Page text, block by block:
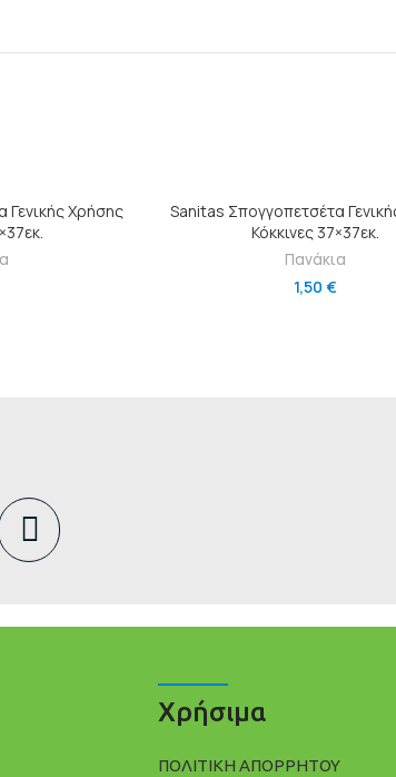
Γενικής Χρήσης
ΠΡΟΣΘΉΚΗ ΣΤΟ ΚΑΛΆΘΙ
Sanitas Σπογγοπετσέτα
Κόκκινες 37×37εκ.
Πανάκια
1,50 €
Χρήσιμα
ΠΟΛΙΤΙΚΉ ΑΠΟΡΡΉΤΟΥ